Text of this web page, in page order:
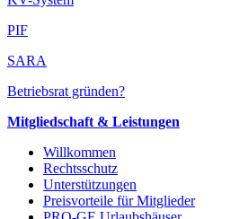
PIF
SARA
Betriebsrat gründen?
Mitgliedschaft & Leistungen
Willkommen
Rechtsschutz
Unterstützungen
Preisvorteile für Mitglieder